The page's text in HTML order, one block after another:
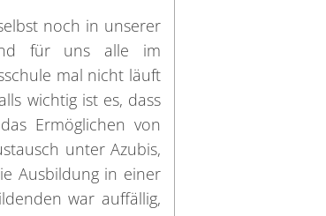
noch in unserer
für uns alle im
mal nicht läuft
wichtig ist es, dass
Ermöglichen von
unter Azubis,
Ausbildung in einer
war auffällig,